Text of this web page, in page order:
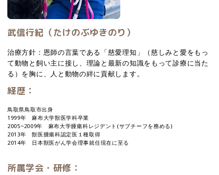
武信行紀（たけのぶゆきのり）
治療方針：恩師の言葉である「慈愛理知」（慈しみと愛をもっ
て動物と飼い主に接し、理論と最新の知識をもって診療に当た
る）を胸に、人と動物の絆に貢献します。
経歴：
鳥取県鳥取市出身
1999年 麻布大学獣医学科卒業
2005~2009年 麻布大学腫瘍科レジデント(サブチーフを務める)
2013年 獣医腫瘍科認定医１種取得
2014年 日本獣医がん学会理事就任現在に至る
所属学会・研修：